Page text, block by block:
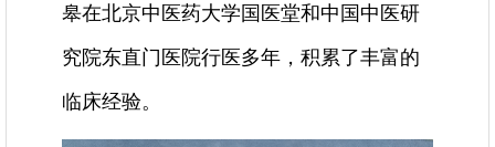
皋在北京中医药大学国医堂和中国中医研
究院东直门医院行医多年，积累了丰富的
临床经验。